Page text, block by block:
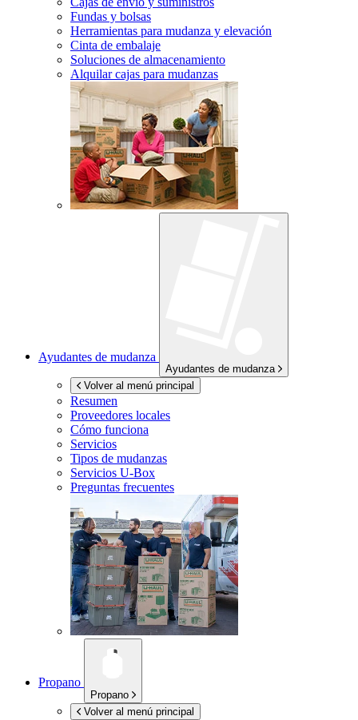
Fundas y bolsas
Herramientas para mudanza y elevación
Cinta de embalaje
Soluciones de almacenamiento
Alquilar cajas para mudanzas
Ayudantes de mudanza
Ayudantes de mudanza
Volver al menú principal
Resumen
Proveedores locales
Cómo funciona
Servicios
Tipos de mudanzas
Servicios U-Box
Preguntas frecuentes
Propano
Propano
Volver al menú principal